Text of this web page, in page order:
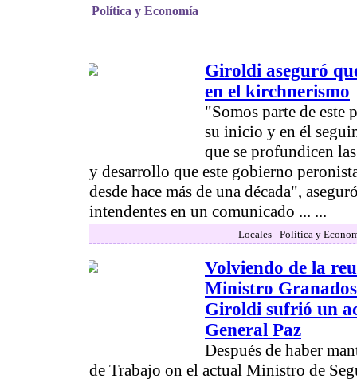
Política y Economía
Giroldi aseguró
en el kirchnerismo
"Somos parte de este
su inicio y en él
que se profundicen
y desarrollo que este gobierno
desde hace más de una década",
intendentes en un comunicado ... ...
Locales - Política y
Volviendo de la
Ministro
Giroldi sufrió un
General Paz
Después de haber
de Trabajo on el actual Ministro de